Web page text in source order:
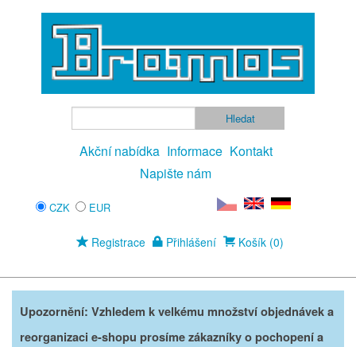
Akční nabídka Informace Kontakt
Napište nám
CZK EUR
Registrace Přihlášení Košík (0)
Upozornění: Vzhledem k velkému množství objednávek a
reorganizaci e-shopu prosíme zákazníky o pochopení a